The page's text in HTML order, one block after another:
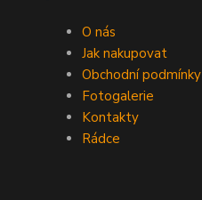
O nás
Jak nakupovat
Obchodní podmínky
Fotogalerie
Kontakty
Rádce